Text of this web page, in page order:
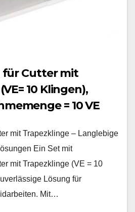
für Cutter mit
10 Klingen),
= 10 VE
mit Trapezklinge – Langlebige
Ein Set mit
mit Trapezklinge (VE = 10
Lösung für
Mit…